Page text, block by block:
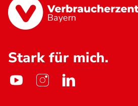
Bayern
Stark für mich.